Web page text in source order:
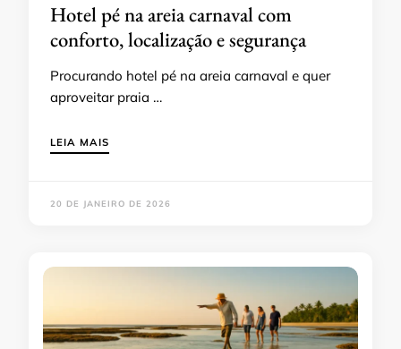
Hotel pé na areia carnaval com
conforto, localização e segurança
Procurando hotel pé na areia carnaval e quer
aproveitar praia …
LEIA MAIS
20 DE JANEIRO DE 2026